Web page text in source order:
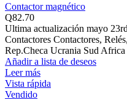
Contactor magnético
Q82.70
Ultima actualización mayo
Contactores Contactores,
Rep.Checa Ucrania Sud
Añadir a lista de deseos
Leer más
Vista rápida
Vendido